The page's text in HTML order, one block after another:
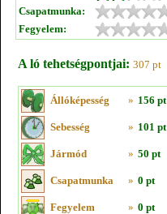
Csapatmunka:
Fegyelem:
A ló tehetségpontjai: 307 pt
Állóképesség » 156 pt
Sebesség » 101 pt
Jármód » 50 pt
Csapatmunka » 0 pt
Fegyelem » 0 pt